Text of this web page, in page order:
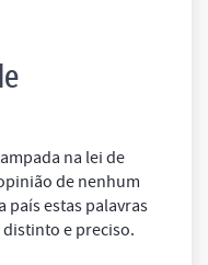
na lei de
de nenhum
país estas palavras
e preciso.